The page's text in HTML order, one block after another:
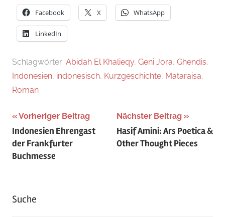
Facebook X WhatsApp
LinkedIn
Schlagwörter: Abidah El Khalieqy, Geni Jora, Ghendis,
Indonesien, indonesisch, Kurzgeschichte, Mataraisa,
Roman
Beitragsnavigation
Vorheriger Beitrag
Indonesien Ehrengast
der Frankfurter
Buchmesse
Nächster Beitrag
Hasif Amini: Ars Poetica &
Other Thought Pieces
Suche